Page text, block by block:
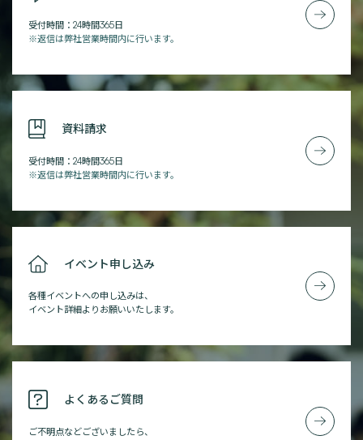
受付時間：24時間365日
※返信は弊社営業時間内に行います。
資料請求
受付時間：24時間365日
※返信は弊社営業時間内に行います。
イベント申し込み
各種イベントへの申し込みは、
イベント詳細よりお願いいたします。
よくあるご質問
ご不明点などございましたら、